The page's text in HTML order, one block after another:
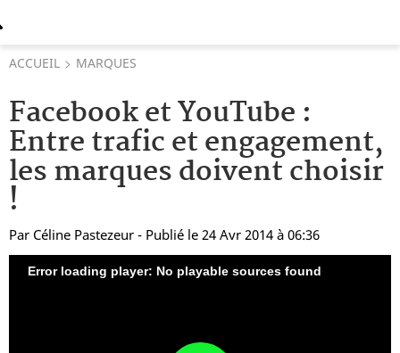
ACCUEIL MARQUES
Facebook et YouTube :
Entre trafic et engagement,
les marques doivent choisir
!
Par Céline Pastezeur - Publié le 24 Avr 2014 à 06:36
Error loading player: No playable sources found